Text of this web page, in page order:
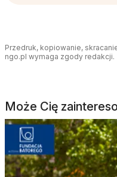
Przedruk, kopiowanie,
ngo.pl wymaga zgody redakcji.
Może Cię